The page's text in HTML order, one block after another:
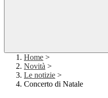
Home >
Novità >
Le notizie >
Concerto di Natale